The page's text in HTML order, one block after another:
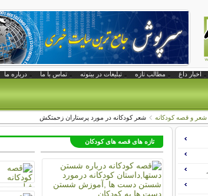
اخبار داغ مطالب تازه تبلیغات در بیتوته تماس با ما درباره ما
شعر و قصه کودکانه شعر کودکانه در مورد پرستاران زحمتکش
تازه های قصه های کودکان